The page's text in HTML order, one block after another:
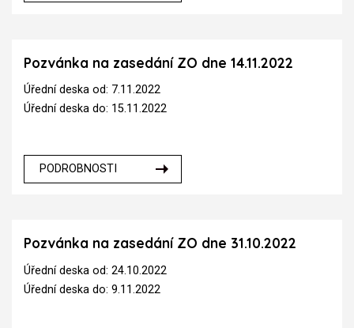
Pozvánka na zasedání ZO dne 14.11.2022
Úřední deska od: 7.11.2022
Úřední deska do: 15.11.2022
PODROBNOSTI
Pozvánka na zasedání ZO dne 31.10.2022
Úřední deska od: 24.10.2022
Úřední deska do: 9.11.2022